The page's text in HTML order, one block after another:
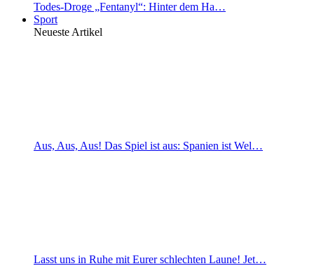
Todes-Droge „Fentanyl“: Hinter dem Ha…
Sport
Neueste Artikel
Aus, Aus, Aus! Das Spiel ist aus: Spanien ist Wel…
Lasst uns in Ruhe mit Eurer schlechten Laune! Jet…